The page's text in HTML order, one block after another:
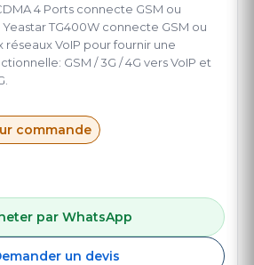
4 Ports connecte GSM ou
Yeastar TG400W connecte GSM ou
réseaux VoIP pour fournir une
GSM / 3G / 4G vers VoIP et
commande
par WhatsApp
un devis